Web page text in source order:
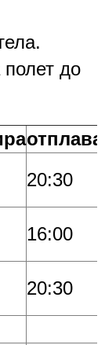
до
отплава
20:30
16:00
20:30